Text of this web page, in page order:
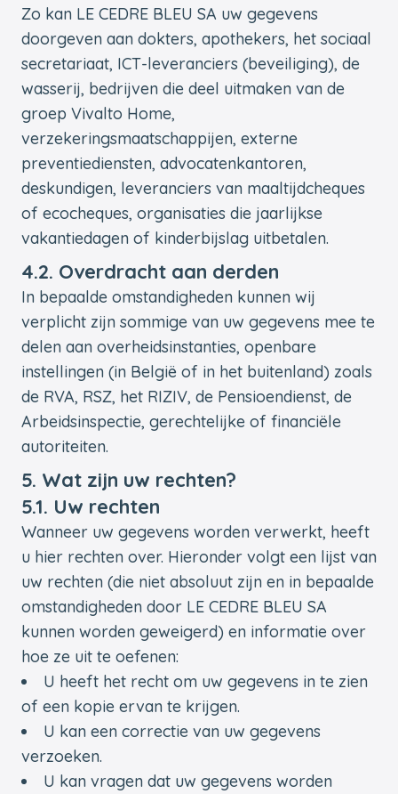
Zo kan LE CEDRE BLEU SA uw gegevens
doorgeven aan dokters, apothekers, het sociaal
secretariaat, ICT-leveranciers (beveiliging), de
wasserij, bedrijven die deel uitmaken van de
groep Vivalto Home,
verzekeringsmaatschappijen, externe
preventiediensten, advocatenkantoren,
deskundigen, leveranciers van maaltijdcheques
of ecocheques, organisaties die jaarlijkse
vakantiedagen of kinderbijslag uitbetalen.
4.2. Overdracht aan derden
In bepaalde omstandigheden kunnen wij
verplicht zijn sommige van uw gegevens mee te
delen aan overheidsinstanties, openbare
instellingen (in België of in het buitenland) zoals
de RVA, RSZ, het RIZIV, de Pensioendienst, de
Arbeidsinspectie, gerechtelijke of financiële
autoriteiten.
5. Wat zijn uw rechten?
5.1. Uw rechten
Wanneer uw gegevens worden verwerkt, heeft
u hier rechten over. Hieronder volgt een lijst van
uw rechten (die niet absoluut zijn en in bepaalde
omstandigheden door LE CEDRE BLEU SA
kunnen worden geweigerd) en informatie over
hoe ze uit te oefenen:
U heeft het recht om uw gegevens in te zien
of een kopie ervan te krijgen.
U kan een correctie van uw gegevens
verzoeken.
U kan vragen dat uw gegevens worden